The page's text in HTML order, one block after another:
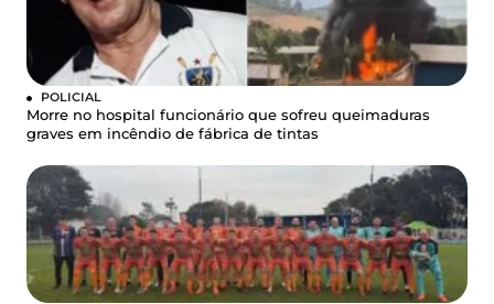
POLICIAL
Morre no hospital funcionário que sofreu queimaduras
graves em incêndio de fábrica de tintas